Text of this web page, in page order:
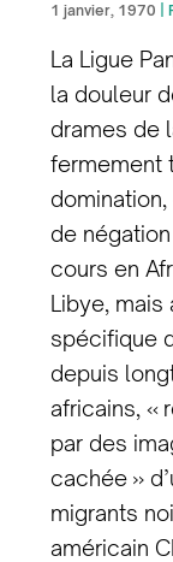
1 janvier, 1970
La Ligue
la douleur
drames de
fermement
de
cours en
Libye, mais
spécifique
depuis
africains, «
par des
cachée »
migrants
américain